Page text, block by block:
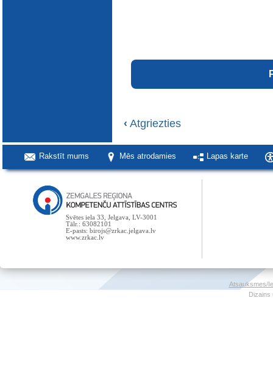
‹ Atgriezties
Rakstīt mums Mēs atrodamies Lapas karte
Svētes iela 33, Jelgava, LV-3001
Tālr.: 63082101
E-pasts: birojs@zrkac.jelgava.lv
www.zrkac.lv
Atsauksmes/
Dizains